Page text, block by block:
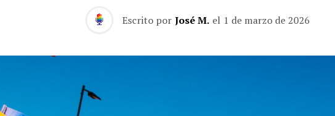
Escrito por José M. el 1 de marzo de 2026